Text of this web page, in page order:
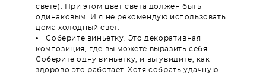
свете). При этом цвет света должен быть
одинаковым. И я не рекомендую использовать
дома холодный свет.
Соберите виньетку. Это декоративная
композиция, где вы можете выразить себя.
Соберите одну виньетку, и вы увидите, как
здорово это работает. Хотя собрать удачную